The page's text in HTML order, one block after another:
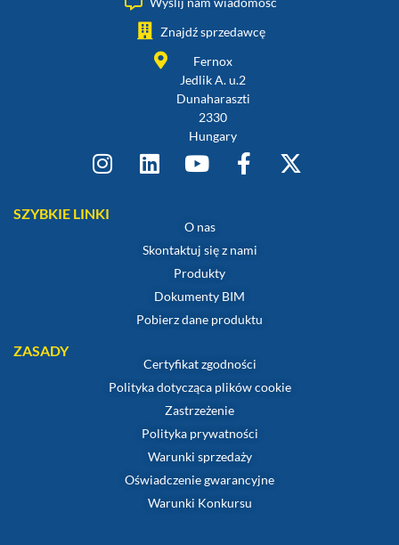
Znajdź sprzedawcę
Fernox
Jedlik A. u.2
Dunaharaszti
2330
Hungary
SZYBKIE LINKI
O nas
Skontaktuj się z nami
Produkty
Dokumenty BIM
Pobierz dane produktu
ZASADY
Certyfikat zgodności
Polityka dotycząca plików cookie
Zastrzeżenie
Polityka prywatności
Warunki sprzedaży
Oświadczenie gwarancyjne
Warunki Konkursu